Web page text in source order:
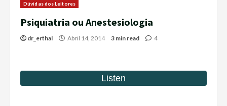
Dúvidas dos Leitores
Psiquiatria ou Anestesiologia
dr_erthal Abril 14, 2014 3 min read 4